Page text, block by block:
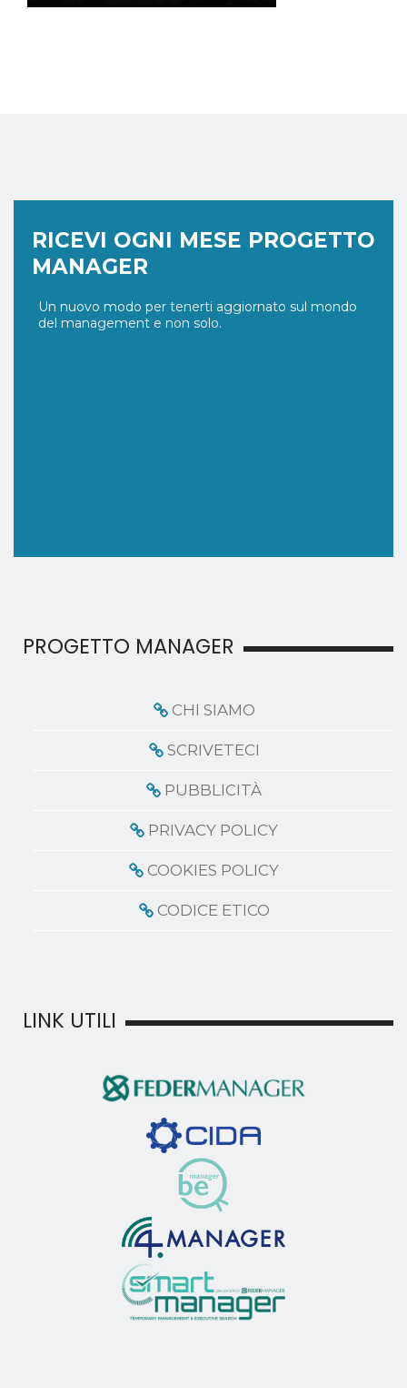
RICEVI OGNI MESE PROGETTO
MANAGER
Un nuovo modo per tenerti aggiornato sul mondo
del management e non solo.
PROGETTO MANAGER
CHI SIAMO
SCRIVETECI
PUBBLICITÀ
PRIVACY POLICY
COOKIES POLICY
CODICE ETICO
LINK UTILI